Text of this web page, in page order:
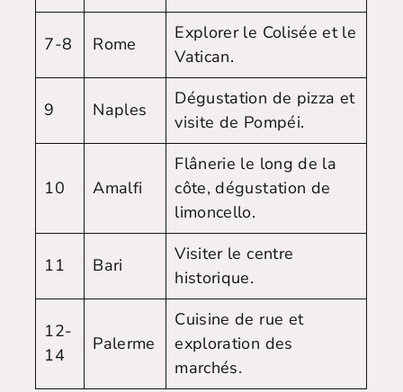
7-8 Rome
Explorer le Colisée et le
Vatican.
9 Naples
Dégustation de pizza et
visite de Pompéi.
10 Amalfi
Flânerie le long de la
côte, dégustation de
limoncello.
11 Bari
Visiter le centre
historique.
12-
14
Palerme
Cuisine de rue et
exploration des
marchés.